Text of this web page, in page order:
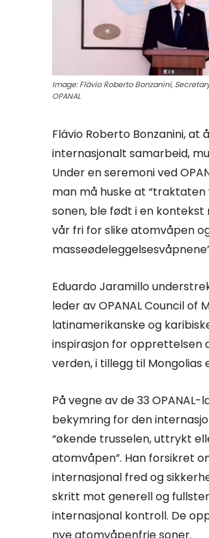
Image: Flávio Roberto Bonzanini,
OPANAL
Flávio Roberto Bonzanini,
internasjonalt samarbeid,
Under en seremoni ved
man må huske at
sonen, ble født i en
vår fri for slike atomvåpen
Eduardo Jaramillo
leder av OPANAL Council
latinamerikanske og
inspirasjon for opprettelsen
verden, i tillegg til Mongolias
På vegne av de 33
bekymring for den
“økende trusselen, uttrykt
atomvåpen”. Han forsikret
internasjonal fred og
skritt mot generell og
internasjonal kontroll. De